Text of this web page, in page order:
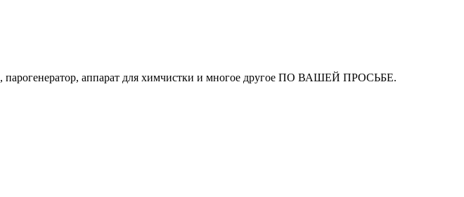
парогенератор, аппарат для химчистки и многое другое ПО ВАШЕЙ ПРОСЬБЕ.